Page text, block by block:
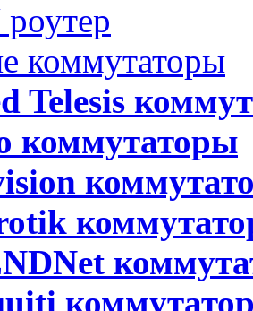
коммутаторы
Telesis
коммутаторы